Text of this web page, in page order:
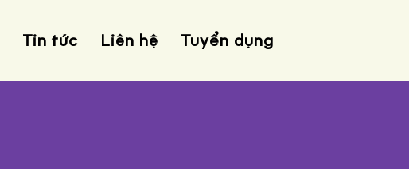
Tin tức Liên hệ Tuyển dụng